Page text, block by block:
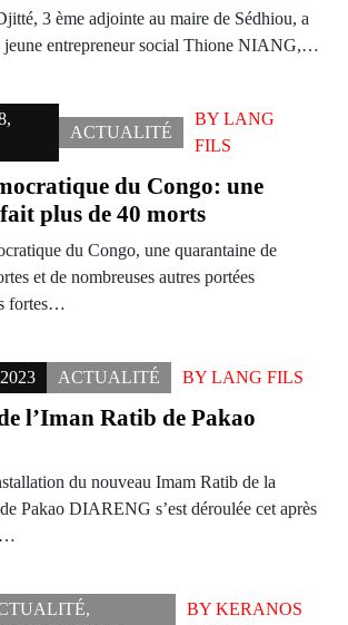
3 ème adjointe au maire de Sédhiou, a
jeune entrepreneur social Thione NIANG,…
ACTUALITÉ
BY LANG
FILS
du Congo: une
plus de 40 morts
du Congo, une quarantaine de
et de nombreuses autres portées
fortes…
ACTUALITÉ BY LANG FILS
l’Iman Ratib de Pakao
du nouveau Imam Ratib de la
Pakao DIARENG s’est déroulée cet après
,
BY KERANOS